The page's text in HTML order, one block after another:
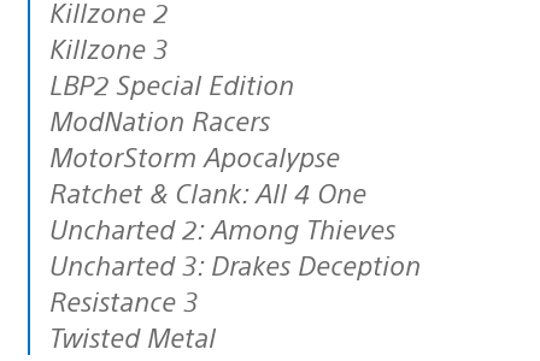
Killzone 2
Killzone 3
LBP2 Special Edition
ModNation Racers
MotorStorm Apocalypse
Ratchet & Clank: All 4 One
Uncharted 2: Among Thieves
Uncharted 3: Drakes Deception
Resistance 3
Twisted Metal